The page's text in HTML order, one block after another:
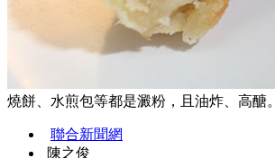
燒餅、水煎包等都是澱粉，且油炸、高醣。
聯合新聞網
陳之俊